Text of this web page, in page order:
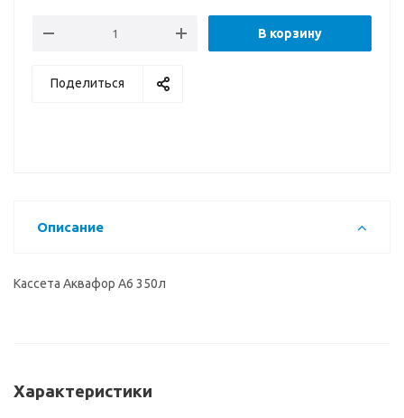
В корзину
Поделиться
Описание
Кассета Аквафор А6 350л
Характеристики